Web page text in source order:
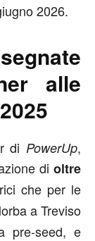
2026.
alle
di PowerUp,
di oltre
che per le
a Treviso
pre-seed, e